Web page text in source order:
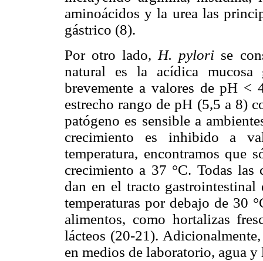
aminoácidos y la urea las
gástrico (8).
Por otro lado, H. pylori se
natural es la acídica mucosa
brevemente a valores de pH <
estrecho rango de pH (5,5 a 8)
patógeno es sensible a
crecimiento es inhibido a
temperatura, encontramos que
crecimiento a 37 °C. Todas las
dan en el tracto
temperaturas por debajo de 30
alimentos, como hortalizas
lácteos (20-21).
en medios de laboratorio, agua y